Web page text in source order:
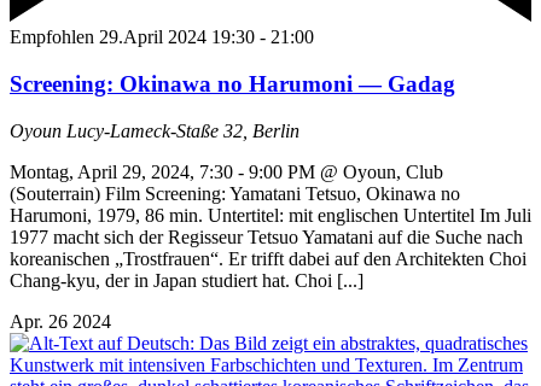
Empfohlen 29.April 2024 19:30 - 21:00
Screening: Okinawa no Harumoni — Gadag
Oyoun Lucy-Lameck-Staße 32, Berlin
Montag, April 29, 2024, 7:30 - 9:00 PM @ Oyoun, Club
(Souterrain) Film Screening: Yamatani Tetsuo, Okinawa no
Harumoni, 1979, 86 min. Untertitel: mit englischen Untertitel Im Juli
1977 macht sich der Regisseur Tetsuo Yamatani auf die Suche nach
koreanischen „Trostfrauen“. Er trifft dabei auf den Architekten Choi
Chang-kyu, der in Japan studiert hat. Choi [...]
Apr. 26 2024